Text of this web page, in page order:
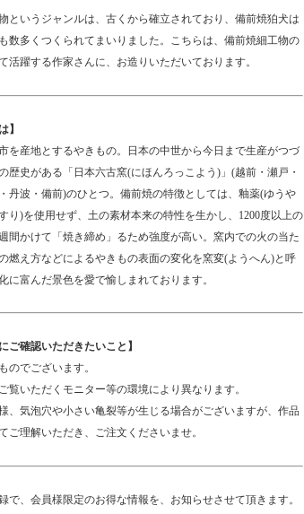
というジャンルは、古くから確立されており、備前焼狛犬は
数多くつくられてまいりました。こちらは、備前焼細工物の
活躍する作家さんに、お造りいただいております。
】
を産地とするやきもの。日本の中世から今日まで生産がつづ
歴史がある「日本六古窯(にほんろっこよう)」(越前・瀬戸・
丹波・備前)のひとつ。備前焼の特徴としては、釉薬(ゆうや
り)を使用せず、土の素材本来の特性を生かし、1200度以上の
間かけて「焼き締め」るため強度が高い。窯内での火の当た
燃え方などによるやきもの表面の変化を窯変(ようへん)と呼
に富んだ景色を愛で愉しまれております。
ご確認いただきたいこと】
のでございます。
覧いただくモニター等の環境により異なります。
、気泡穴や小さい亀裂等が生じる場合がございますが、作品
ご理解いただき、ご注文くださいませ。
で、会員様限定のお得な情報を、お知らせさせて頂きます。